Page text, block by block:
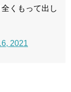
くもって出し
2021